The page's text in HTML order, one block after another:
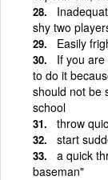
shy two
Easily
If you
to do it
should not be
school
throw
start
a quick
baseman"